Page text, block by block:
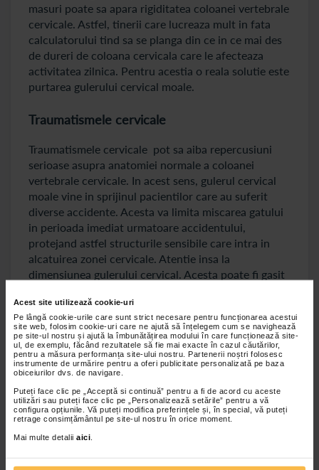
Acest site utilizează cookie-uri
Pe lângă cookie-urile care sunt strict necesare pentru funcționarea acestui
site web, folosim cookie-uri care ne ajută să înțelegem cum se navighează
pe site-ul nostru și ajută la îmbunătățirea modului în care funcționează site-
ul, de exemplu, făcând rezultatele să fie mai exacte în cazul căutărilor,
pentru a măsura performanța site-ului nostru. Partenerii noștri folosesc
instrumente de urmărire pentru a oferi publicitate personalizată pe baza
obiceiurilor dvs. de navigare.
Puteți face clic pe „Acceptă si continuă” pentru a fi de acord cu aceste
utilizări sau puteți face clic pe „Personalizează setările” pentru a vă
configura opțiunile. Vă puteți modifica preferințele și, în special, vă puteți
retrage consimțământul pe site-ul nostru în orice moment.
Mai multe detalii aici
masuri poate sa apara rigiditatea coloanei vertebrale
cervicale. Astfel, tinerii care lucreaza mult in fata
calculatorului tind sa se planga din ce in ce mai des
de dureri de coloana cervicala care le afecteaza
activitatea zilnica. Pentru acestia o reala solutie este
purtarea gulerului cervical moale.
Traumatismele cervicale
Traumatismele cervicale pot sa aiba repercusiuni
serioase asupra anatomiei normale a coloanei
vertebrale cervicale. In acest sens, gulerul cervical
moale vine in sprijinul pacientilor care au suferit
diverse accidente. Acesta va limita miscarea gatului
in perioada imediat urmatoare accidentului,
protejand astfel structurile sensibile care intra in
alcatuirea zonei cervicale. Atentie insa la
dimensiunea gulerului cervical. Acesta poate fi gasit
extrem de importanta pentru a beneficia in mod real
in urma purtarii gulerului cervical moale. Daca
traumatismul cervical a fost unul sever specialistii
pot indica direct purtarea initiala a unuiguler
cervical rigid.
Torticolis